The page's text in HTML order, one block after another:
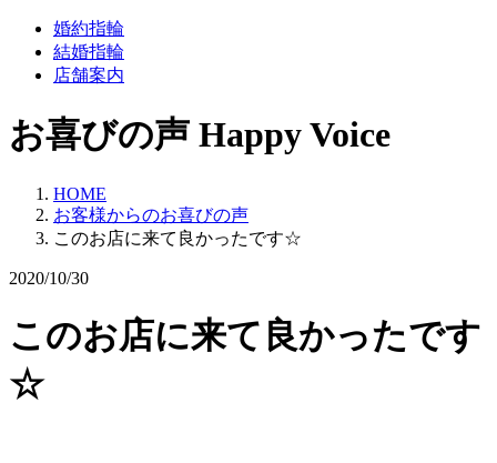
婚約指輪
結婚指輪
店舗案内
お喜びの声 Happy Voice
HOME
お客様からのお喜びの声
このお店に来て良かったです☆
2020/10/30
このお店に来て良かったです
☆